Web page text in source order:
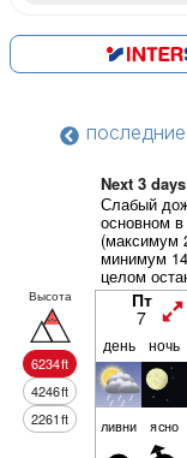
Next 3
Слабый
основном
(максимум
минимум
целом
Высота
6234ft
4246ft
2261ft
Пт
7
день ночь
ливни ясно